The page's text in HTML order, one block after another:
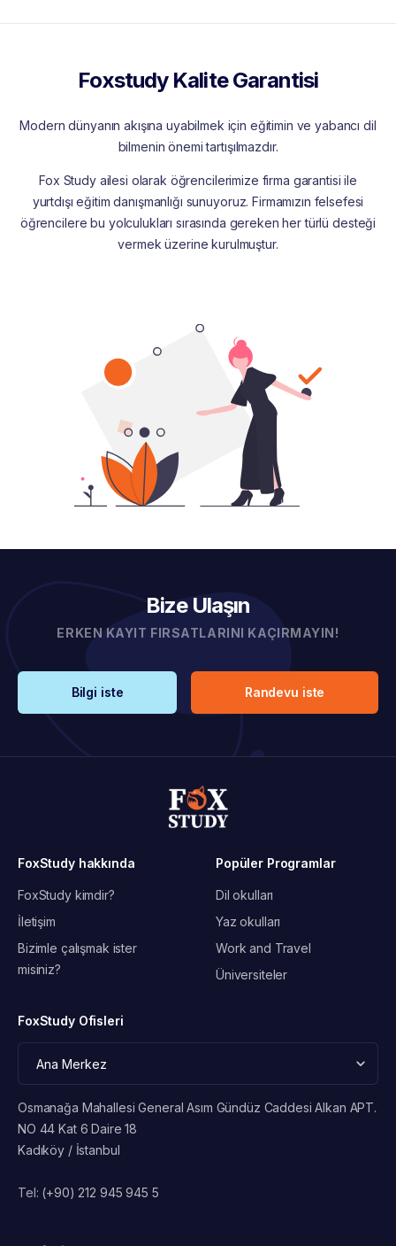
Foxstudy Kalite Garantisi
Modern dünyanın akışına uyabilmek için eğitimin ve yabancı dil
bilmenin önemi tartışılmazdır.
Fox Study ailesi olarak öğrencilerimize firma garantisi ile
yurtdışı eğitim danışmanlığı sunuyoruz. Firmamızın felsefesi
öğrencilere bu yolculukları sırasında gereken her türlü desteği
vermek üzerine kurulmuştur.
Bize Ulaşın
ERKEN KAYIT FIRSATLARINI KAÇIRMAYIN!
Bilgi iste Randevu iste
FoxStudy hakkında
FoxStudy kimdir?
İletişim
Bizimle çalışmak ister
misiniz?
Popüler Programlar
Dil okulları
Yaz okulları
Work and Travel
Üniversiteler
FoxStudy Ofisleri
Osmanağa Mahallesi General Asım Gündüz Caddesi Alkan APT.
NO 44 Kat 6 Daire 18
Kadıköy / İstanbul
Tel: (+90) 212 945 945 5